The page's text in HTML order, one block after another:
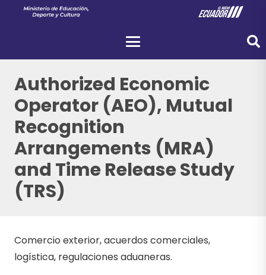
Authorized Economic
Operator (AEO), Mutual
Recognition
Arrangements (MRA)
and Time Release Study
(TRS)
Comercio exterior, acuerdos comerciales,
logística, regulaciones aduaneras.